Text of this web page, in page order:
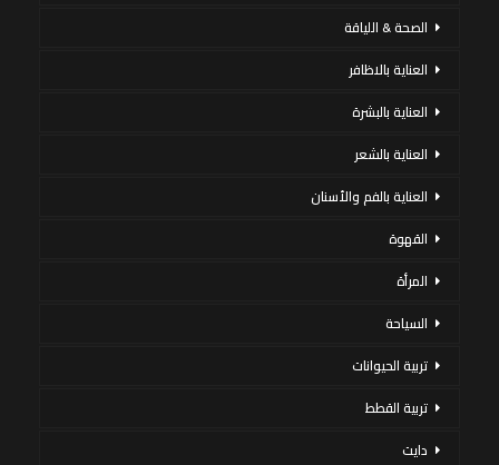
الصحة & اللياقة
العناية بالاظافر
العناية بالبشرة
العناية بالشعر
العناية بالفم والأسنان
القهوة
المرأة
السياحة
تربية الحيوانات
تربية القطط
دايت